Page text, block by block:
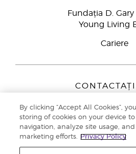
Fundația D.
Young Living
Cariere
Peizerweg 97
9727 AJ
Netherlands
Înscriere Brand Partners
By clicking “Accept All Cookies”,
storing of cookies on your device
navigation, analyze site usage,
marketing efforts.
Privacy Policy